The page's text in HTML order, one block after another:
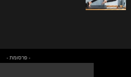
- פרסומת -